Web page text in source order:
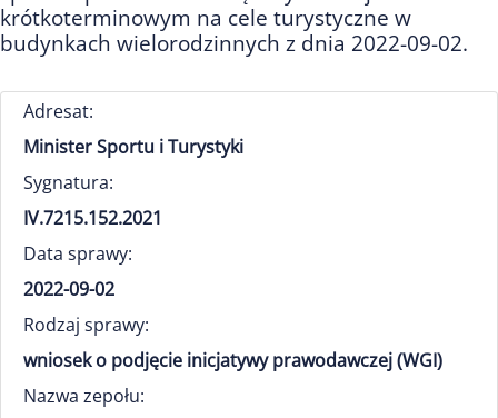
krótkoterminowym na cele turystyczne w
budynkach wielorodzinnych z dnia 2022-09-02.
Adresat:
Minister Sportu i Turystyki
Sygnatura:
IV.7215.152.2021
Data sprawy:
2022-09-02
Rodzaj sprawy:
wniosek o podjęcie inicjatywy prawodawczej (WGI)
Nazwa zepołu: